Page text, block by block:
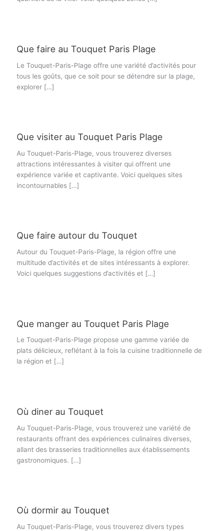
Que faire au Touquet Paris Plage
Le Touquet-Paris-Plage offre une variété d’activités pour
tous les goûts, que ce soit pour se détendre sur la plage,
explorer […]
Que visiter au Touquet Paris Plage
Au Touquet-Paris-Plage, vous trouverez diverses
attractions intéressantes à visiter qui offrent une
expérience variée et captivante. Voici quelques sites
incontournables […]
Que faire autour du Touquet
Autour du Touquet-Paris-Plage, la région offre une
multitude d’activités et de sites intéressants à explorer.
Voici quelques suggestions d’activités et […]
Que manger au Touquet Paris Plage
Le Touquet-Paris-Plage propose une gamme variée de
plats délicieux, reflétant à la fois la cuisine traditionnelle de
la région et […]
Où diner au Touquet
Au Touquet-Paris-Plage, vous trouverez une variété de
restaurants offrant des expériences culinaires diverses,
allant des brasseries traditionnelles aux établissements
gastronomiques. […]
Où dormir au Touquet
Au Touquet-Paris-Plage, vous trouverez divers types